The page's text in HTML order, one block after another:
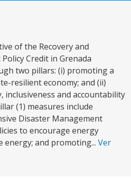
of the Recovery and
Credit in Grenada
two pillars: (i) promoting a
resilient economy; and (ii)
inclusiveness and accountability
(1) measures include
Disaster Management
to encourage energy
energy; and promoting... Ver